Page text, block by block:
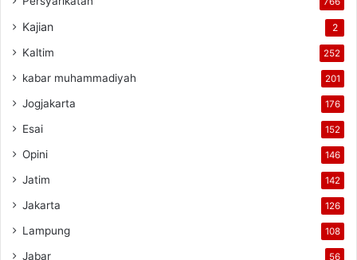
Kajian 2
Kaltim 252
kabar muhammadiyah 201
Jogjakarta 176
Esai 152
Opini 146
Jatim 142
Jakarta 126
Lampung 108
Jabar 56